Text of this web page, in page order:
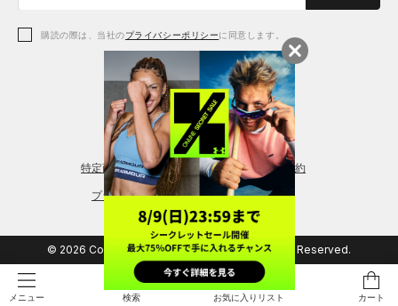
メニュー 検索 お気に入りリスト カート
アクセサリー
レギンス＆タイツ
シューズ
購読の際は、当社のプライバシーポリシーに同意します。
特定商取引法に基づく通販の表記 会員規約
プライバシーポリシー
© 2026 Copyright DOME Corporation. All Rights Reserved.